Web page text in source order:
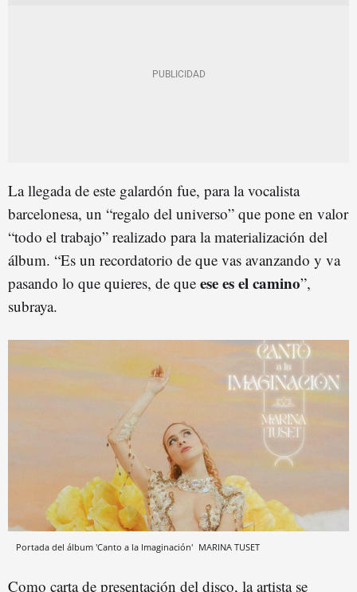
La llegada de este galardón fue, para la vocalista
barcelonesa, un “regalo del universo” que pone en valor
“todo el trabajo” realizado para la materialización del
álbum. “Es un recordatorio de que vas avanzando y va
pasando lo que quieres, de que ese es el camino”,
subraya.
Portada del álbum 'Canto a la Imaginación' MARINA TUSET
Como carta de presentación del disco, la artista se